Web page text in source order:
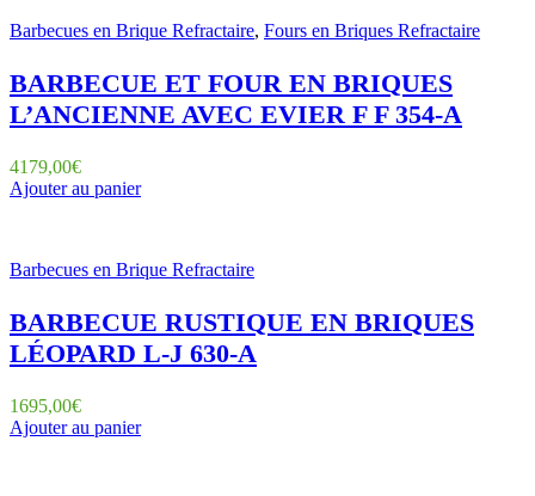
Barbecues en Brique Refractaire, Fours en Briques Refractaire
BARBECUE ET FOUR EN BRIQUES
L’ANCIENNE AVEC EVIER F F 354-A
4179,00€
Ajouter au panier
Barbecues en Brique Refractaire
BARBECUE RUSTIQUE EN BRIQUES
LÉOPARD L-J 630-A
1695,00€
Ajouter au panier